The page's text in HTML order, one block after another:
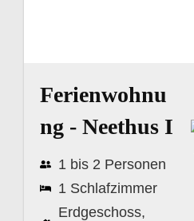
Ferienwohnu
ng - Neethus I
1 bis 2 Personen
1 Schlafzimmer
Erdgeschoss,